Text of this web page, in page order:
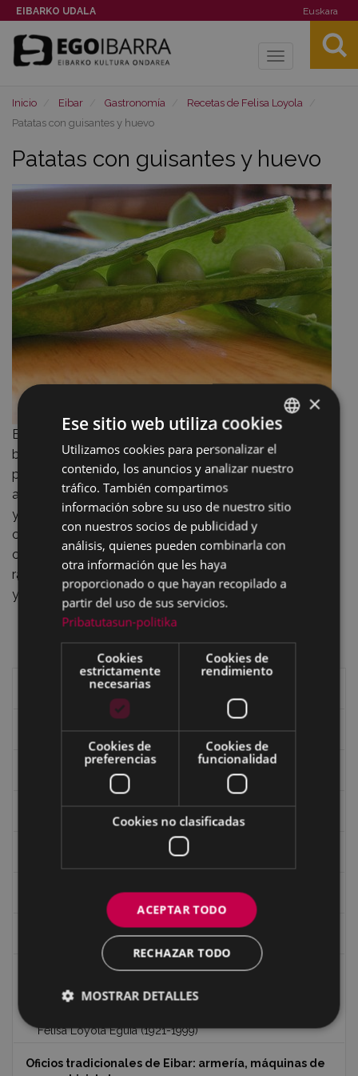
EIBARKO UDALA Euskara
Toggle
Inicio Eibar Gastronomía
Recetas de Felisa Loyola
Patatas con guisantes y huevo
Patatas con guisantes y huevo
En un recipiente que pueda sacarse a la mesa, poner
bastante cantidad de aceite, ajo y perejil, picados; las
patatas se pican en rodajas y se rehogan en el aceite
anteriormente señalado; añadir agua, o caldo si se tiene,
y guisantes; deja hacer. Un poco antes de servir, se
cascan los huevos pero se echa sólo la clara a la
cazuela, reservando las yemas en la misma cáscara un
rato. Cuando las claras estén ya cuajadas, se echan las
yemas y se sirven.
Historia de Eibar
Caseríos y valles
Los mojones o ‘mugarris’ de Eibar
Recorridos
Edificios de Eibar en 360º
Edificios y monumentos
Recetas de Felisa Loyola
Felisa Loyola Eguia (1921-1999)
Oficios tradicionales de Eibar: armería, máquinas de
BASQUE
SPANISH
×
Ese sitio web utiliza cookies
Utilizamos cookies para personalizar el
contenido, los anuncios y analizar nuestro
tráfico. También compartimos
información sobre su uso de nuestro sitio
con nuestros socios de publicidad y
análisis, quienes pueden combinarla con
otra información que les haya
proporcionado o que hayan recopilado a
partir del uso de sus servicios.
Pribatutasun-politika
Cookies
estrictamente
necesarias
Cookies de
rendimiento
Cookies de
preferencias
Cookies de
funcionalidad
Cookies no clasificadas
ACEPTAR TODO
RECHAZAR TODO
MOSTRAR DETALLES